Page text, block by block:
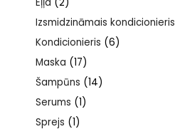
Izsmidzināmais kondicionieris
Kondicionieris (6)
Maska (17)
Šampūns (14)
Serums (1)
Sprejs (1)